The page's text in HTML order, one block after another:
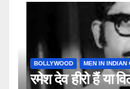
BOLLYWOOD MEN IN INDIAN
रमेश देव हीरो हैं या